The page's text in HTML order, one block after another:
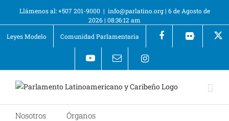
Llámenos al: +507 201-9000 | info@parlatino.org| 6 de Agosto de
2026| 08:36:12 am
Leyes Modelo
Comunidad Parlamentaria +
Nosotros
Órganos